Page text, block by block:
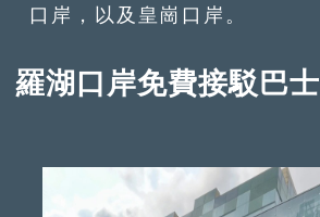
口岸，以及皇崗口岸。
羅湖口岸免費接駁巴士